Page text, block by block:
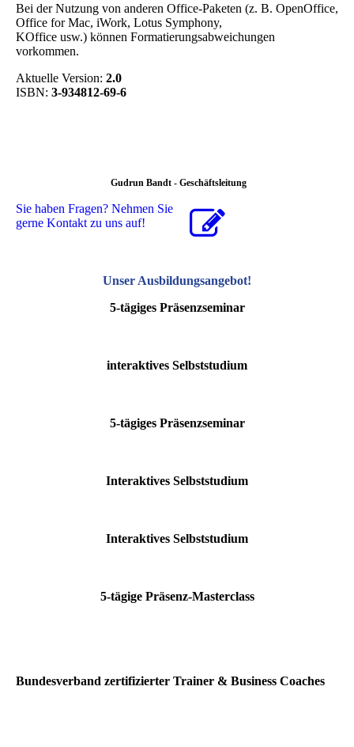
Bei der Nutzung von anderen Office-Paketen (z. B. OpenOffice,
Office for Mac, iWork, Lotus Symphony,
KOffice usw.) können Formatierungsabweichungen
vorkommen.
Aktuelle Version: 2.0
ISBN: 3-934812-69-6
Gudrun Bandt - Geschäftsleitung
Sie haben Fragen? Nehmen Sie
gerne Kontakt zu uns auf!
Unser Ausbildungsangebot!
5-tägiges Präsenzseminar
interaktives Selbststudium
5-tägiges Präsenzseminar
Interaktives Selbststudium
Interaktives Selbststudium
5-tägige Präsenz-Masterclass
Bundesverband zertifizierter Trainer & Business Coaches